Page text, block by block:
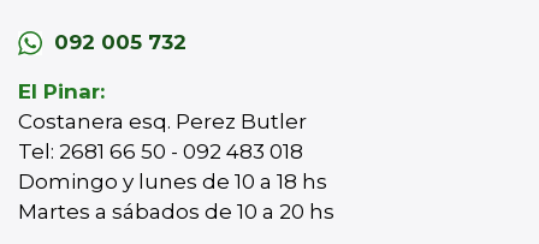
092 005 732
El Pinar:
Costanera esq. Perez Butler
Tel: 2681 66 50 - 092 483 018
Domingo y lunes de 10 a 18 hs
Martes a sábados de 10 a 20 hs